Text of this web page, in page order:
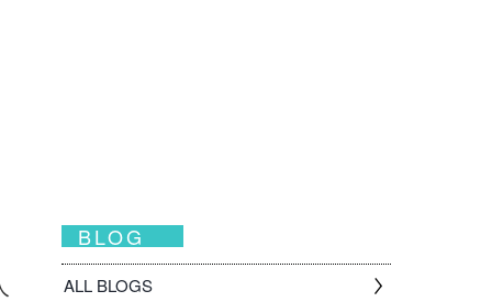
BLOG
ALL BLOGS